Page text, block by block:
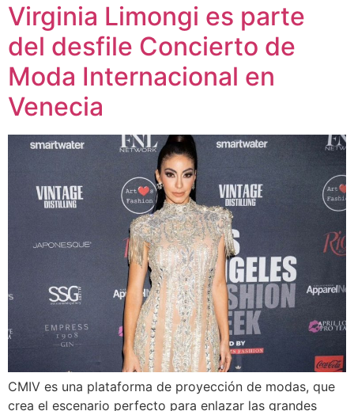
Virginia Limongi es parte
del desfile Concierto de
Moda Internacional en
Venecia
CMIV es una plataforma de proyección de modas, que
crea el escenario perfecto para enlazar las grandes